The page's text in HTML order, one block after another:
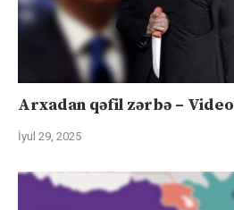
Arxadan qəfil zərbə – Video
İyul 29, 2025